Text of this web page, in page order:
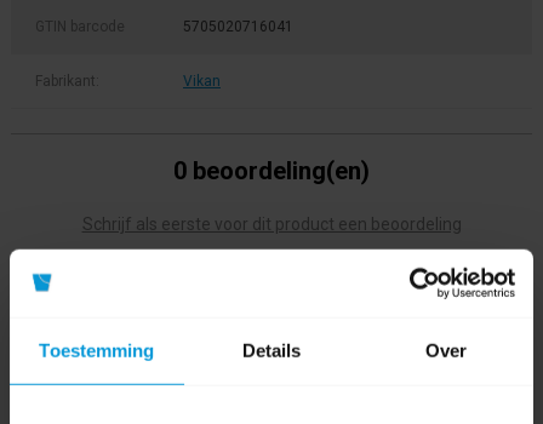
Toestemming Details Over
GTIN barcode 5705020716041
Fabrikant: Vikan
0 beoordeling(en)
Schrijf als eerste voor dit product een beoordeling